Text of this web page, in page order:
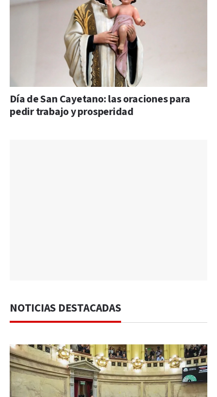
Día de San Cayetano: las oraciones para
pedir trabajo y prosperidad
NOTICIAS DESTACADAS